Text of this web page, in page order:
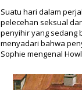
Suatu hari dalam
pelecehan seksual
penyihir yang sedang
menyadari bahwa
Sophie mengenal